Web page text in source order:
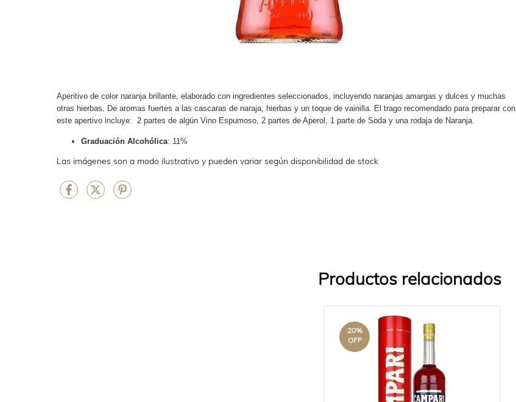
Aperitivo de color naranja brillante, elaborado con ingredientes seleccionados, incluyendo naranjas amargas y dulces y muchas
otras hierbas. De aromas fuertes a las cascaras de naraja, hierbas y un toque de vainilla. El trago recomendado para preparar con
este apertivo incluye: 2 partes de algún Vino Espumoso, 2 partes de Aperol, 1 parte de Soda y una rodaja de Naranja.
Graduación Alcohólica: 11%
Las imágenes son a modo ilustrativo y pueden variar según disponibilidad de stock
Productos relacionados
20%
OFF